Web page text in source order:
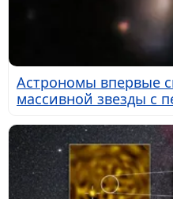
Астрономы впервые
массивной звезды с